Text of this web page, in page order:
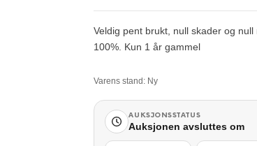
Veldig pent brukt, null skader og
100%. Kun 1 år gammel
Varens stand: Ny
AUKSJONSSTATUS
Auksjonen avsluttes om